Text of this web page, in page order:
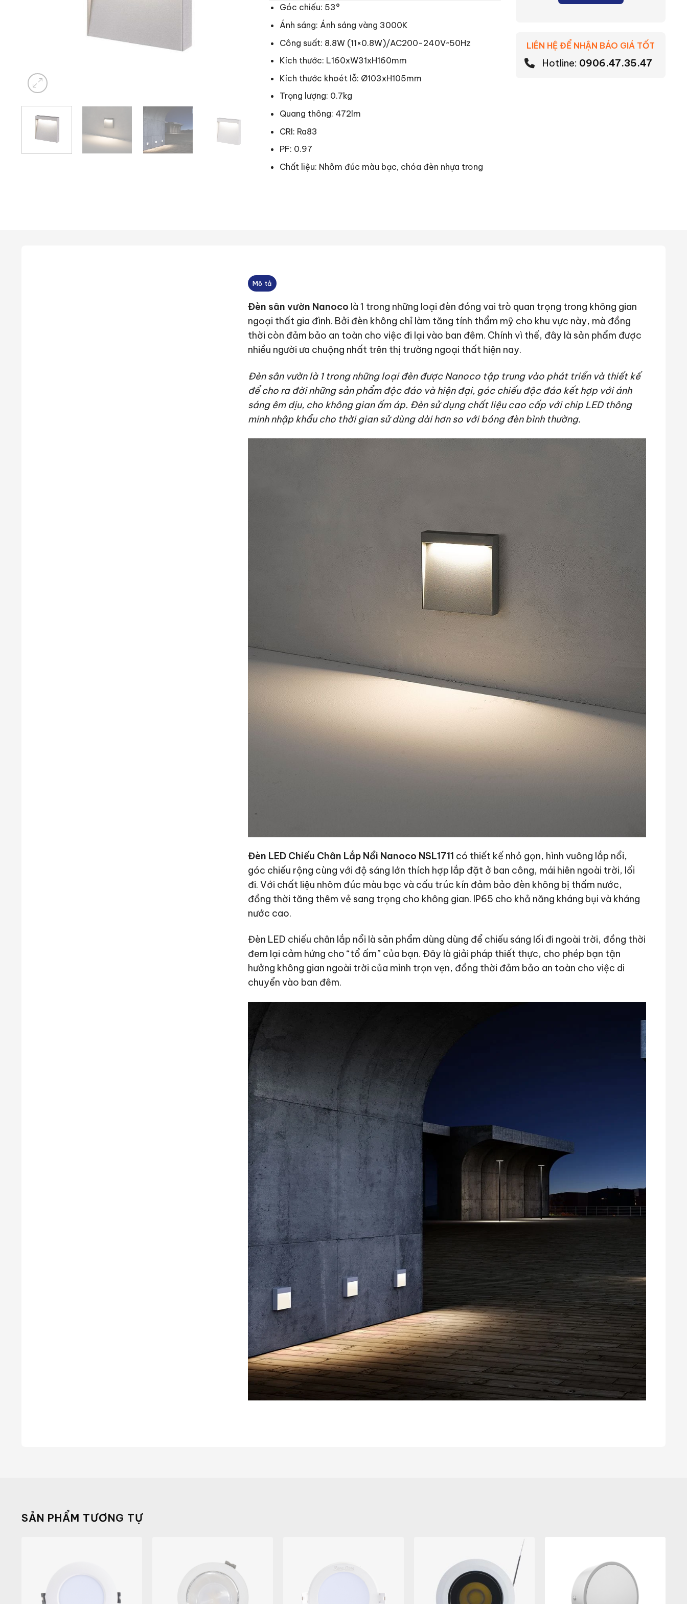
Góc chiếu: 53°
Ánh sáng: Ánh sáng vàng 3000K
Công suất: 8.8W (11×0.8W)/AC200-240V~50Hz
Kích thước: L160xW31xH160mm
Kích thước khoét lỗ: Ø103xH105mm
Trọng lượng: 0.7kg
Quang thông: 472lm
CRI: Ra83
PF: 0.97
Chất liệu: Nhôm đúc màu bạc, chóa đèn nhựa trong
LIÊN HỆ ĐỂ NHẬN BÁO GIÁ TỐT
Hotline: 0906.47.35.47
Mô tả
Đèn sân vườn Nanoco là 1 trong những loại đèn đóng vai trò quan trọng trong không gian
ngoại thất gia đình. Bởi đèn không chỉ làm tăng tính thẩm mỹ cho khu vực này, mà đồng
thời còn đảm bảo an toàn cho việc đi lại vào ban đêm. Chính vì thế, đây là sản phẩm được
nhiều người ưa chuộng nhất trên thị trường ngoại thất hiện nay.
Đèn sân vườn là 1 trong những loại đèn được Nanoco tập trung vào phát triển và thiết kế
để cho ra đời những sản phẩm độc đáo và hiện đại, góc chiếu độc đáo kết hợp với ánh
sáng êm dịu, cho không gian ấm áp. Đèn sử dụng chất liệu cao cấp với chip LED thông
minh nhập khẩu cho thời gian sử dùng dài hơn so với bóng đèn bình thường.
Đèn LED Chiếu Chân Lắp Nổi Nanoco NSL1711 có thiết kế nhỏ gọn, hình vuông lắp nổi,
góc chiếu rộng cùng với độ sáng lớn thích hợp lắp đặt ở ban công, mái hiên ngoài trời, lối
đi. Với chất liệu nhôm đúc màu bạc và cấu trúc kín đảm bảo đèn không bị thấm nước,
đồng thời tăng thêm vẻ sang trọng cho không gian. IP65 cho khả năng kháng bụi và kháng
nước cao.
Đèn LED chiếu chân lắp nổi là sản phẩm dùng dùng để chiếu sáng lối đi ngoài trời, đồng thời
đem lại cảm hứng cho “tổ ấm” của bạn. Đây là giải pháp thiết thực, cho phép bạn tận
hưởng không gian ngoài trời của mình trọn vẹn, đồng thời đảm bảo an toàn cho việc di
chuyển vào ban đêm.
SẢN PHẨM TƯƠNG TỰ